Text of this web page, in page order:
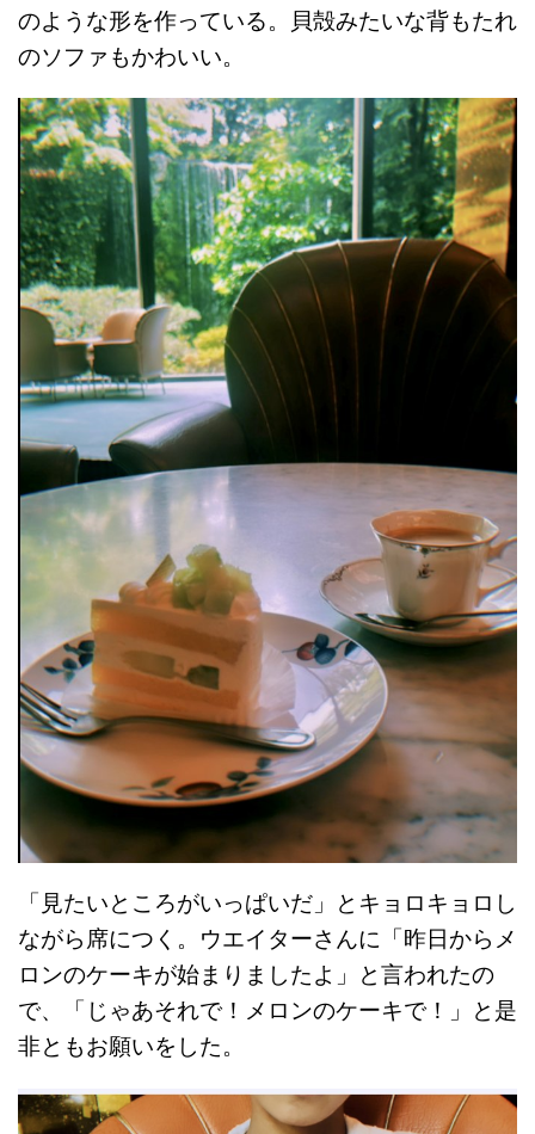
のような形を作っている。貝殻みたいな背もたれ
のソファもかわいい。
「見たいところがいっぱいだ」とキョロキョロし
ながら席につく。ウエイターさんに「昨日からメ
ロンのケーキが始まりましたよ」と言われたの
で、「じゃあそれで！メロンのケーキで！」と是
非ともお願いをした。